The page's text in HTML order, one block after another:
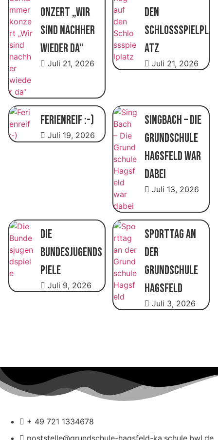
onzert „Wir
sind nachher
wieder da“
Juli 21, 2026
den
Schlossspielpl
atz
Juli 21, 2026
Ferienreif :-)
Juli 19, 2026
SingBach – Die
Grundschule
Hagsfeld war
dabei
Juli 13, 2026
Die
Bundesjugends
piele
Juli 9, 2026
Sporttag an
der
Grundschule
Hagsfeld
Juli 3, 2026
+ 49 721 1334678
poststelle@grundschule-hagsfeld-ka.schule.bwl.de